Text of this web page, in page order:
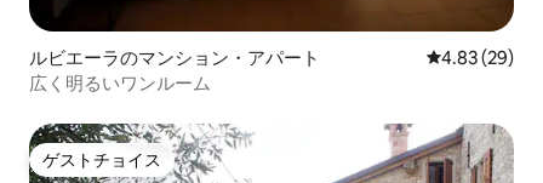
ルビエーラのマンション・アパート レビュー29
4.83 (29)
広く明るいワンルーム
ゲストチョイス
ゲストチョイス